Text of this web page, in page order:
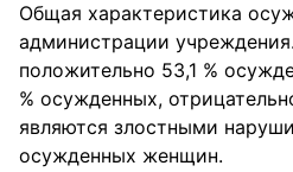
Общая характеристика
администрации
положительно 53,1 %
% осужденных,
являются злостными
осужденных женщин.